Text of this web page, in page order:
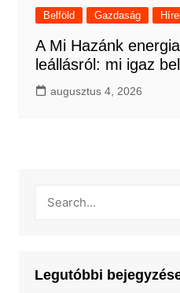
Belföld Gazdaság
A Mi Hazánk
leállásról: mi igaz
augusztus 4, 2026
Legutóbbi